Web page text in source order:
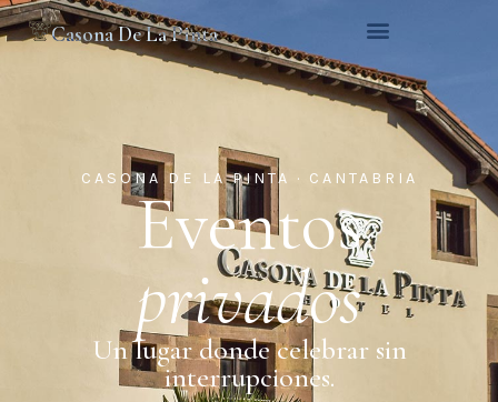
Casona De La Pinta
CASONA DE LA PINTA · CANTABRIA
Eventos
privados
Un lugar donde celebrar sin
interrupciones.